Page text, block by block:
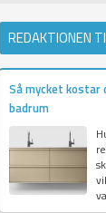
REDAKTIONEN
Så mycket
badrum